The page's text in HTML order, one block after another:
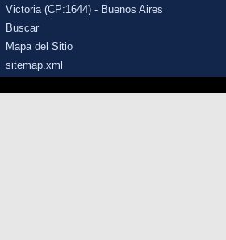
Victoria (CP:1644) - Buenos Aires
Buscar
Mapa del Sitio
sitemap.xml